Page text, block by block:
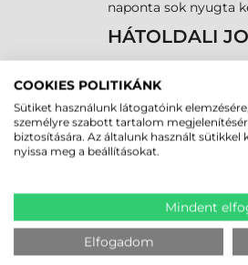
naponta sok nyugta
HÁTOLDALI
A tekercs
használatra kész
HELYES
Thermo papír lévén
Ez csendes és
ezért érdemes
COOKIES POLITIKÁNK
Sütiket használunk látogatóink
személyre szabott tartalom
biztosítására. Az általunk használt
nyissa meg a beállításokat.
Mindent
Elfogadom